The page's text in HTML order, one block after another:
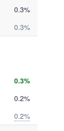
0.3%
0.3%
0.3%
0.2%
0.2%